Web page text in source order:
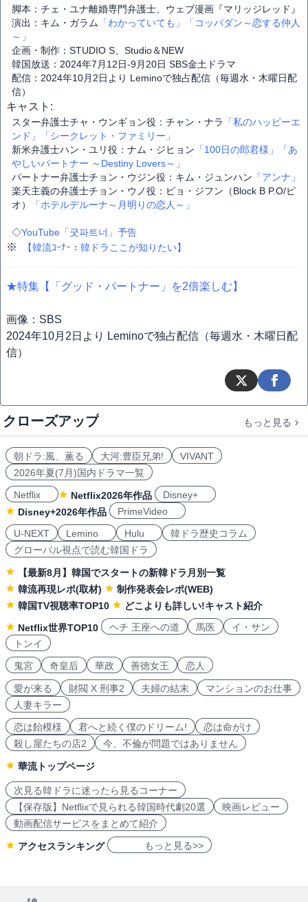
脚本：チェ・ユナ離婚専門弁護士、ウェブ漫画『マリッジレッド』
演出：キム・ガラム
「わかっていても」
「コッパダン～恋する仲人
～」
企画・制作：STUDIO S、Studio＆NEW
韓国放送：2024年7月12日-9月20日 SBS金土ドラマ
配信：2024年10月2日より Leminoで独占配信（毎週水・木曜日配
信）
キャスト:
スター弁護士チャ・ウンギョン役：チャン・ナラ
「私のハッピーエ
ンド」
「シークレット・ファミリー」
新米弁護士ハン・ユリ役：ナム・ジヒョン 「100日の郎君様」
「あ
やしいパートナー ～Destiny Lovers～」
パートナー弁護士チョン・ウジン役：キム・ジュンハン 「アンナ」
楽天主義の弁護士チョン・ウノ役：ピョ・ジフン（Block B P.O/ピ
オ）
「ホテルデルーナ～月明りの恋人～」
◇YouTube「굿파트너」予告
※ 【韓流ｺｰﾅｰ：韓ドラここが知りたい】
★特集【「グッド・パートナー」を2倍楽しむ】
画像：SBS
2024年10月2日より Leminoで独占配信（毎週水・木曜日配
信）
クローズアップ もっと見る
朝ドラ:風、薫る 大河:豊臣兄弟!
VIVANT
2026年夏(7月)国内ドラマ一覧
Netflix
Netflix2026年作品
Disney+
Disney+2026年作品
PrimeVideo
U-NEXT
Lemino Hulu
韓ドラ歴史コラム
グローバル視点で読む韓国ドラ
【最新8月】韓国でスタートの新韓ドラ月別一覧
韓流再現レポ(取材)
制作発表会レポ(WEB)
韓国TV視聴率TOP10
どこよりも詳しい!キャスト紹介
Netflix世界TOP10
ヘチ 王座への道 馬医
イ・サン
トンイ
鬼宮
奇皇后 華政 善徳女王 恋人
愛が来る 財閥 X 刑事2 夫婦の結末
マンションのお仕事
人妻キラー
恋は飴模様
君へと続く僕のドリーム!
恋は命がけ
殺し屋たちの店2
今、不倫が問題ではありません
華流トップページ
次見る韓ドラに迷ったら見るコーナー
【保存版】Netflixで見られる韓国時代劇20選
映画レビュー
動画配信サービスをまとめて紹介
アクセスランキング もっと見る>>